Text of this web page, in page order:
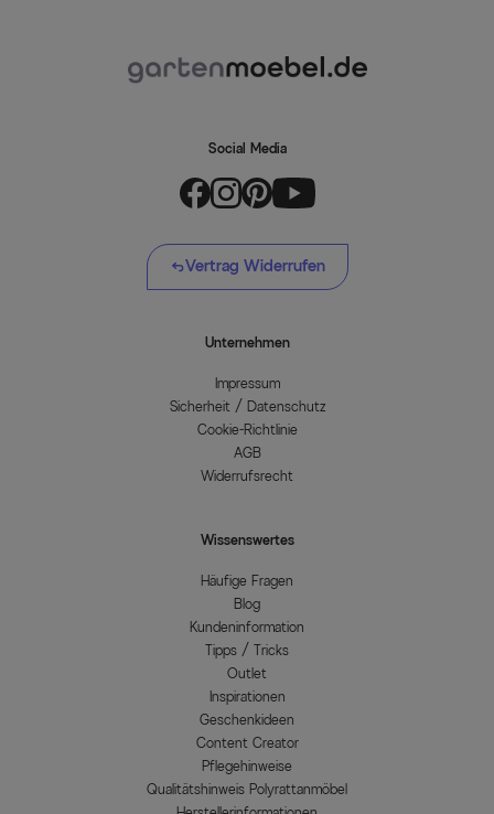
Social Media
Vertrag Widerrufen
Unternehmen
Impressum
Sicherheit / Datenschutz
Cookie-Richtlinie
AGB
Widerrufsrecht
Wissenswertes
Häufige Fragen
Blog
Kundeninformation
Tipps / Tricks
Outlet
Inspirationen
Geschenkideen
Content Creator
Pflegehinweise
Qualitätshinweis Polyrattanmöbel